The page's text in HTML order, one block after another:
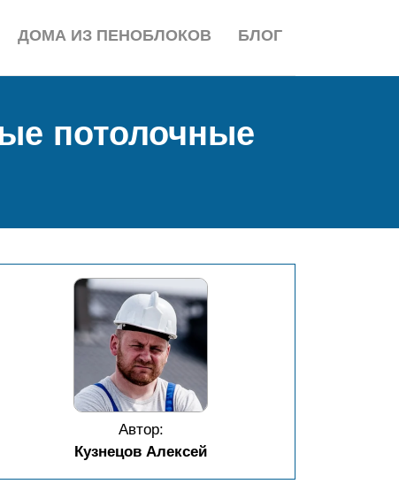
БЛОГ
ДОМА ИЗ ПЕНОБЛОКОВ
потолочные
Автор:
Кузнецов Алексей